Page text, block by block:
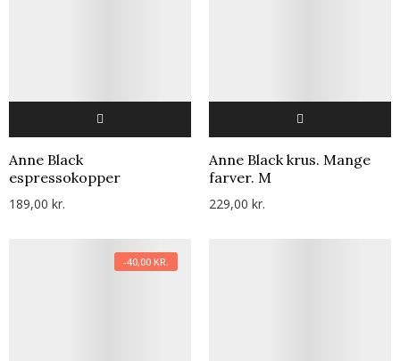
Anne Black
espressokopper
189,00 kr.
Anne Black krus. Mange
farver. M
229,00 kr.
-40,00 KR.